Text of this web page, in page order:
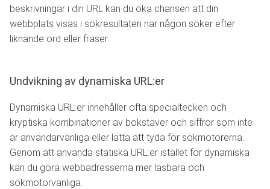
beskrivningar i din URL kan du öka chansen att din
webbplats visas i sökresultaten när någon söker efter
liknande ord eller fraser.
Undvikning av dynamiska URL:er
Dynamiska URL:er innehåller ofta specialtecken och
kryptiska kombinationer av bokstäver och siffror som inte
är användarvänliga eller lätta att tyda för sökmotorerna.
Genom att använda statiska URL:er istället för dynamiska
kan du göra webbadresserna mer läsbara och
sökmotorvänliga.